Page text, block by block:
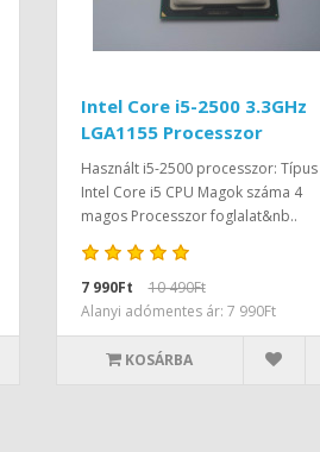
Intel Core i5-2500 3.3GHz
LGA1155 Processzor
Használt i5-2500 processzor: Típus
Intel Core i5 CPU Magok száma 4
magos Processzor foglalat&nb..
7 990Ft
10 490Ft
Alanyi adómentes ár: 7 990Ft
KOSÁRBA